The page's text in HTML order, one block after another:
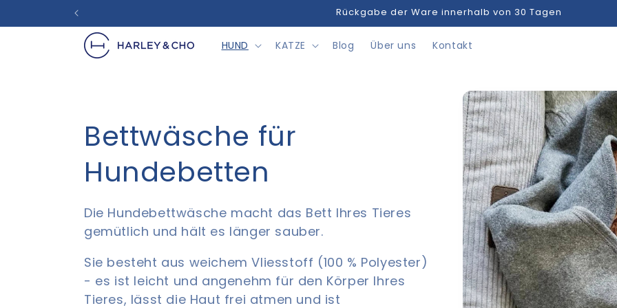
Inhalt
Versand in Deutschland frei ab 75 €
HUND KATZE Blog Über uns Kontakt
K
a
t
e
g
Bettwäsche für
Hundebetten
Die Hundebettwäsche macht das Bett Ihres Tieres
gemütlich und hält es länger sauber.
Sie besteht aus weichem Vliesstoff (100 % Polyester)
- es ist leicht und angenehm für den Körper Ihres
Tieres, lässt die Haut frei atmen und ist